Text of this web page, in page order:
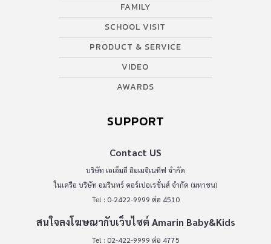
FAMILY
SCHOOL VISIT
PRODUCT & SERVICE
VIDEO
AWARDS
SUPPORT
Contact US
บริษัท เอเอ็มอี อิมเมจิเนทีฟ จำกัด
ในเครือ บริษัท อมรินทร์ คอร์เปอเรชั่นส์ จำกัด (มหาชน)
Tel : 0-2422-9999 ต่อ 4510
สนใจลงโฆษณากับเว็บไซต์ Amarin Baby&Kids
Tel : 02-422-9999 ต่อ 4775